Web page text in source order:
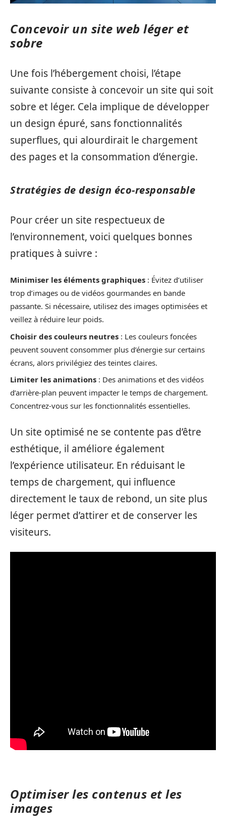
Concevoir un site web léger et
sobre
Une fois l’hébergement choisi, l’étape
suivante consiste à concevoir un site qui soit
sobre et léger. Cela implique de développer
un design épuré, sans fonctionnalités
superflues, qui alourdirait le chargement
des pages et la consommation d’énergie.
Stratégies de design éco-responsable
Pour créer un site respectueux de
l’environnement, voici quelques bonnes
pratiques à suivre :
Minimiser les éléments graphiques : Évitez d’utiliser
trop d’images ou de vidéos gourmandes en bande
passante. Si nécessaire, utilisez des images optimisées et
veillez à réduire leur poids.
Choisir des couleurs neutres : Les couleurs foncées
peuvent souvent consommer plus d’énergie sur certains
écrans, alors privilégiez des teintes claires.
Limiter les animations : Des animations et des vidéos
d’arrière-plan peuvent impacter le temps de chargement.
Concentrez-vous sur les fonctionnalités essentielles.
Un site optimisé ne se contente pas d’être
esthétique, il améliore également
l’expérience utilisateur. En réduisant le
temps de chargement, qui influence
directement le taux de rebond, un site plus
léger permet d’attirer et de conserver les
visiteurs.
Optimiser les contenus et les
images